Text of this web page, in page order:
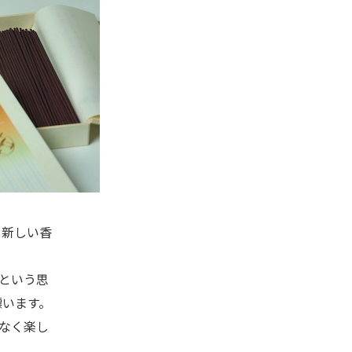
しい香
いう思
ます。
く楽し